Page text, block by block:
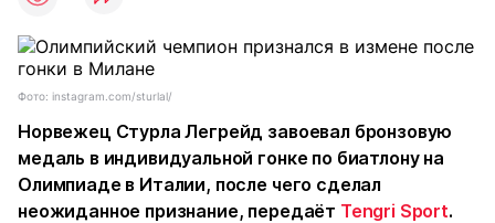
Фото: instagram.com/sturlal/
Норвежец Стурла Легрейд завоевал бронзовую
медаль в индивидуальной гонке по биатлону на
Олимпиаде в Италии, после чего сделал
неожиданное признание, передаёт Tengri Sport.